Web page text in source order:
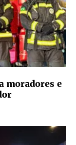
moradores e